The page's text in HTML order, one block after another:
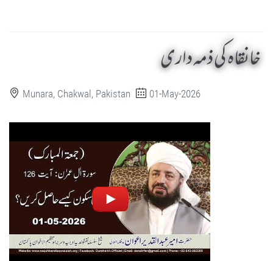
خانقاہ کی ذمہ داری
Munara, Chakwal, Pakistan 01-May-2026